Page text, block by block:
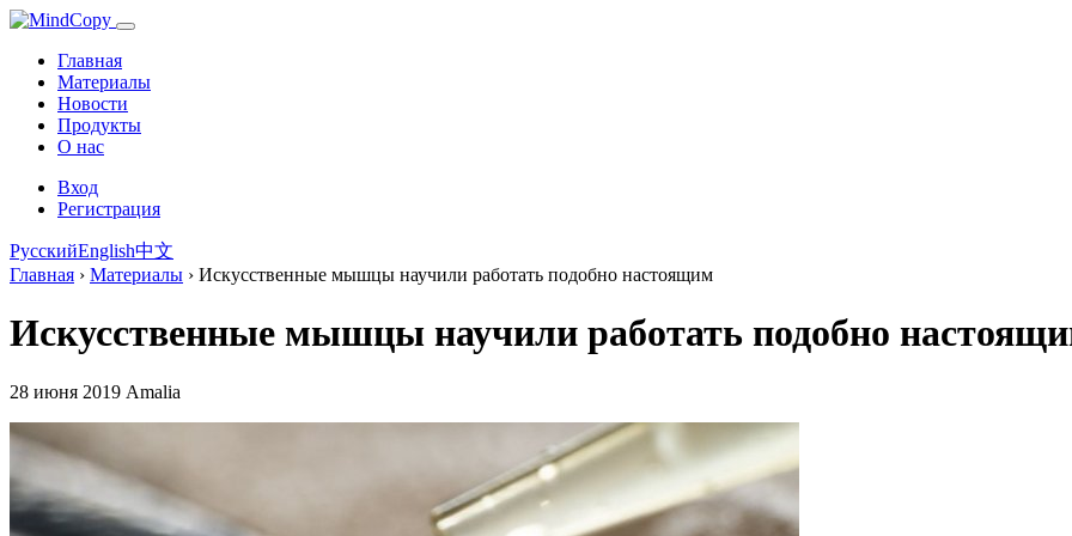
Главная
Материалы
Новости
Продукты
О нас
Вход
Регистрация
РусскийEnglish中文
Главная › Материалы › Искусственные мышцы научили работать подобно настоящим
Искусственные мышцы научили работать подобно
28 июня 2019 Amalia